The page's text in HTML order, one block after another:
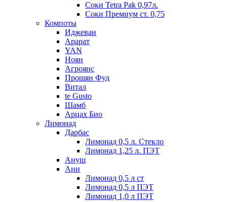
Соки Tetra Pak 0,97л.
Соки Премиум ст. 0,75
Компоты
Иджеван
Арарат
YAN
Ноян
Агроянс
Прошян Фуд
Витал
te Gusto
Шамб
Арцах Био
Лимонад
Дарбас
Лимонад 0,5 л. Стекло
Лимонад 1,25 л. ПЭТ
Ануш
Ани
Лимонад 0,5 л ст
Лимонад 0,5 л ПЭТ
Лимонад 1,0 л ПЭТ